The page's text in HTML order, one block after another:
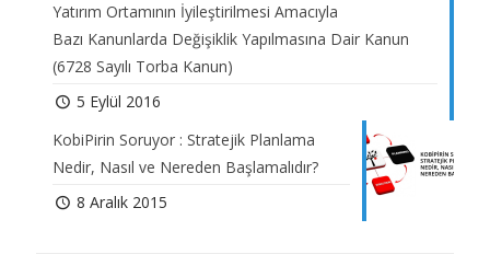
Yatırım Ortamının İyileştirilmesi Amacıyla
Bazı Kanunlarda Değişiklik Yapılmasına Dair Kanun
(6728 Sayılı Torba Kanun)
5 Eylül 2016
KobiPirin Soruyor : Stratejik Planlama
Nedir, Nasıl ve Nereden Başlamalıdır?
8 Aralık 2015